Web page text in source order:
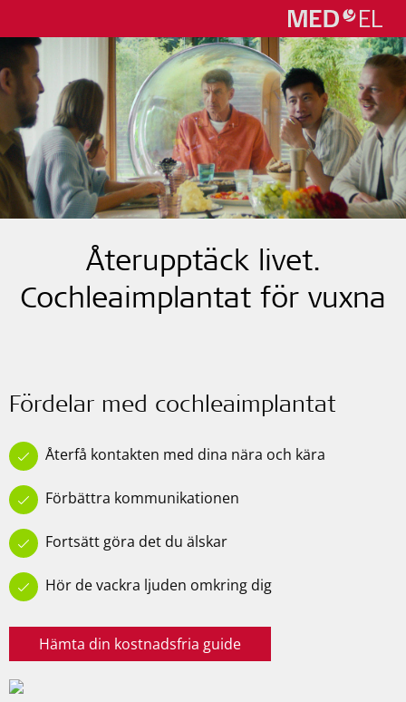
Återupptäck livet.
Cochleaimplantat för vuxna
Fördelar med cochleaimplantat
Återfå kontakten med dina nära och kära
Förbättra kommunikationen
Fortsätt göra det du älskar
Hör de vackra ljuden omkring dig
Hämta din kostnadsfria guide